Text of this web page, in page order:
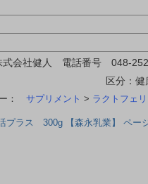
式会社健人 電話番号 048-
区分：健
： サプリメント > ラクトフェ
プラス 300g 【森永乳業】 ペー